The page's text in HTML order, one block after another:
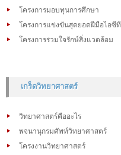
โครงการมอบทุนการศึกษา
โครงการแข่งขันสุดยอดฝีมือไอซีที
โครงการร่วมใจรักษ์สิ่งแวดล้อม
เกร็ดวิทยาศาสตร์
วิทยาศาสตร์คืออะไร
พจนานุกรมศัพท์วิทยาศาสตร์
โครงงานวิทยาศาสตร์